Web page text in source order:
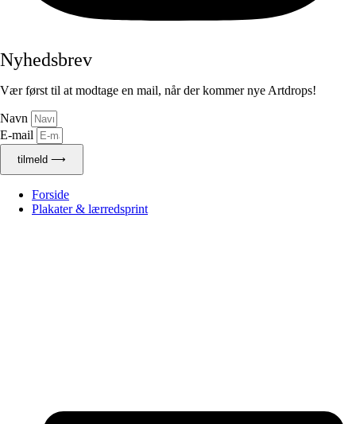
Nyhedsbrev
Vær først til at modtage en mail, når der kommer nye Artdrops!
Navn
E-mail
tilmeld ⟶
Forside
Plakater & lærredsprint